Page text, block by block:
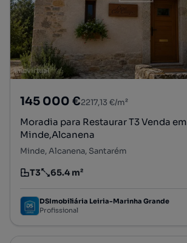
145 000 €2217,13 €/m²
Moradia para Restaurar T3 Venda em
Minde,Alcanena
Minde, Alcanena, Santarém
Tipologia
T3
Preço por metro quadrado
65.4 m²
DSImobiliária Leiria-Marinha Grande
Profissional